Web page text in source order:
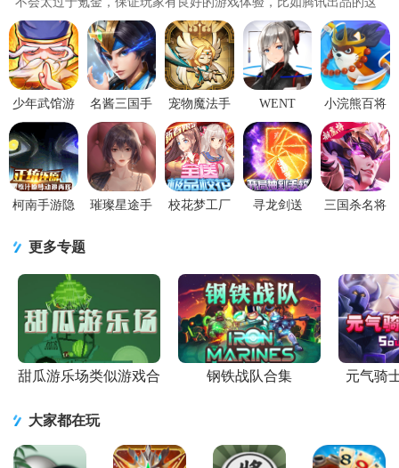
款璀璨星途，个性化培养明星..
少年武馆游
戏1.4.0 安卓
最新版
名酱三国手
游官方v 5.6
最新版
宠物魔法手
游安卓手游
3.0
WENT
Refactor行界
重构
1.0.6.107538
官方版
小浣熊百将
传手游
1.00.99 官方
最新版
柯南手游隐
1.0.1 福利版
璀璨星途手
校花梦工厂
寻龙剑送
三国杀名将
更多专题
甜瓜游乐场类似游戏合
钢铁战队合集 元气骑
大家都在玩